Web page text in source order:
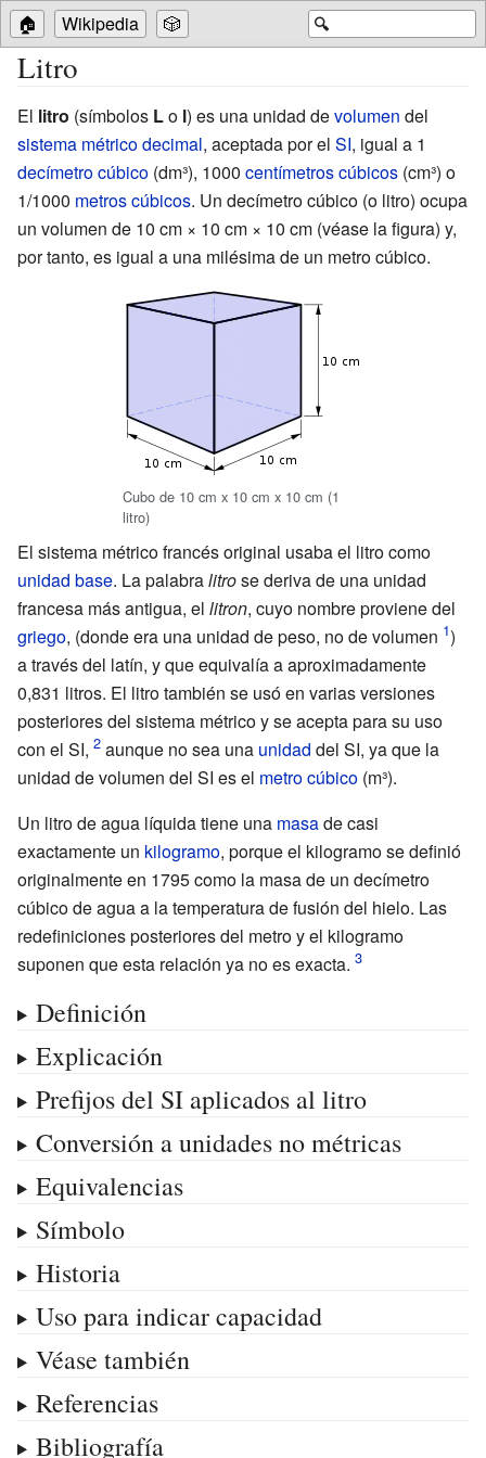
🔍
🏠 Wikipedia 🎲
Litro
El litro (símbolos Lo l) es una unidad devolumen del
sistema métrico decimal, aceptada por el SI, igual a 1
decímetro cúbico (dm³), 1000 centímetros cúbicos (cm³) o
1/1000 metros cúbicos. Un decímetro cúbico (o litro) ocupa
un volumen de 10 cm × 10 cm × 10 cm (véase la figura) y,
por tanto, es igual a una milésima de un metro cúbico.
Cubo de 10 cm x 10 cm x 10 cm (1
litro)
El sistema métrico francés original usaba el litro como
unidad base. La palabralitrose deriva de una unidad
francesa más antigua, el litron, cuyo nombre proviene del
griego, (donde era una unidad de peso, no de volumen )
a través del latín, y que equivalía a aproximadamente
0,831 litros. El litro también se usó en varias versiones
posteriores del sistema métrico y se acepta para su uso
con el SI,
aunque no sea una unidad del SI, ya que la
unidad de volumen del SI es el metro cúbico (m³).
Un litro de agua líquida tiene una masade casi
exactamente un kilogramo, porque el kilogramo se definió
originalmente en 1795 como la masa de un decímetro
cúbico de agua a la temperatura de fusión del hielo. Las
redefiniciones posteriores del metro y el kilogramo
suponen que esta relación ya no es exacta.
Definición
Explicación
Prefijos del SI aplicados al litro
Conversión a unidades no métricas
Equivalencias
Símbolo
Historia
Uso para indicar capacidad
Véase también
Referencias
Bibliografía